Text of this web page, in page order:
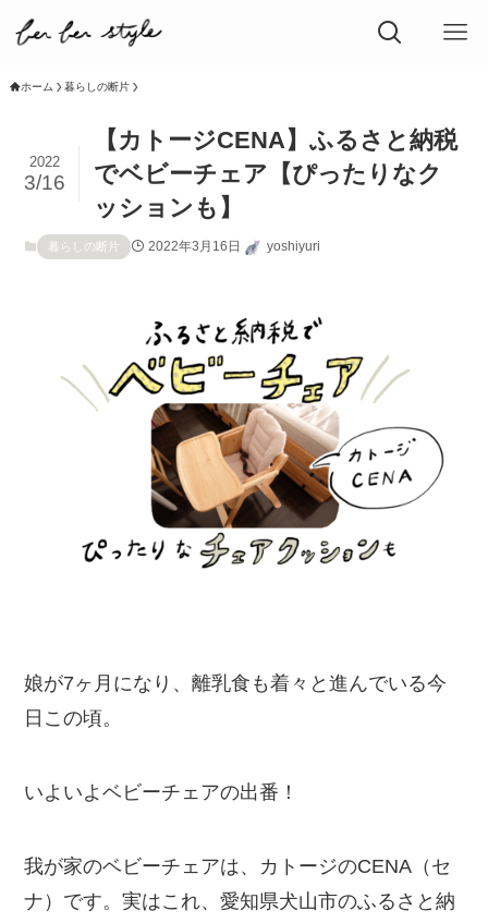
ホーム 暮らしの断片
【カトージCENA】ふるさと納税
でベビーチェア【ぴったりなク
ッションも】
2022
3/16
暮らしの断片 2022年3月16日 yoshiyuri
娘が7ヶ月になり、離乳食も着々と進んでいる今
日この頃。
いよいよベビーチェアの出番！
我が家のベビーチェアは、カトージのCENA（セ
ナ）です。実はこれ、愛知県犬山市のふるさと納